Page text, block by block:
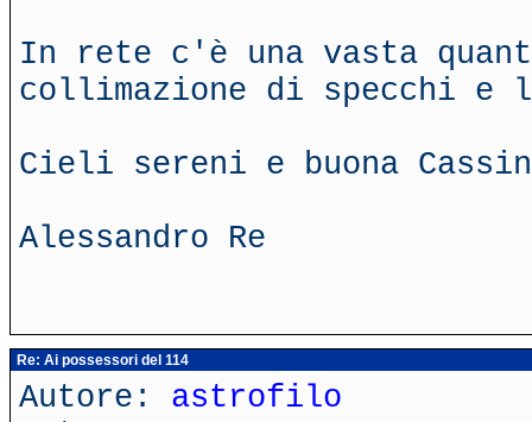
In rete c'è una vasta
collimazione di specchi e
Cieli sereni e buona
Alessandro Re
Re: Ai possessori del 114
Autore: astrofilo